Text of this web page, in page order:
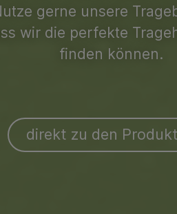
gerne unsere
wir die perfekte
finden können.
direkt zu den